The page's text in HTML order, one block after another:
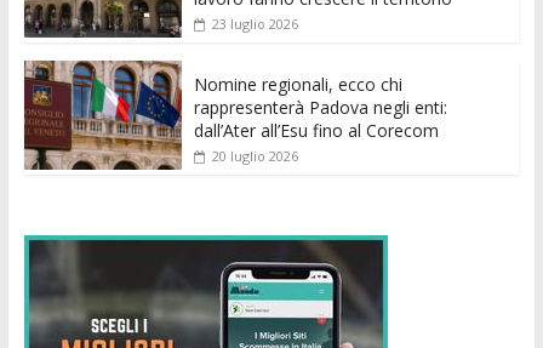
23 luglio 2026
Nomine regionali, ecco chi
rappresenterà Padova negli enti:
dall’Ater all’Esu fino al Corecom
20 luglio 2026